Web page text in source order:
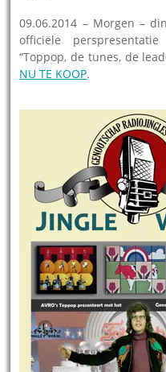
09.06.2014 – Morgen –
officiële
“Toppop, de tunes, de
NU TE KOOP.